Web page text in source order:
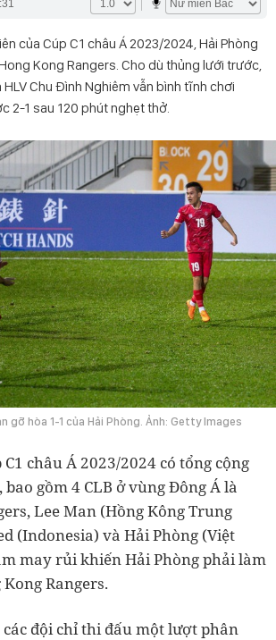
của Cúp C1 châu Á 2023/2024, Hải Phòng
Kong Rangers. Cho dù thủng lưới trước,
Chu Đình Nghiêm vẫn bình tĩnh chơi
2-1 sau 120 phút nghẹt thở.
gỡ hòa 1-1 của Hải Phòng. Ảnh: Getty Images
C1 châu Á 2023/2024 có tổng cộng
bao gồm 4 CLB ở vùng Đông Á là
Lee Man (Hồng Kông Trung
(Indonesia) và Hải Phòng (Việt
may rủi khiến Hải Phòng phải làm
Rangers.
các đội chỉ thi đấu một lượt phân